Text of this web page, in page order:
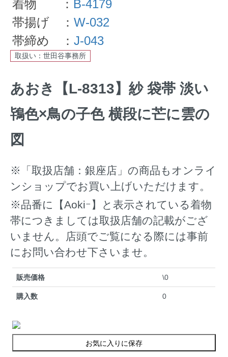
着物 ： B-4179
帯揚げ ：W-032
帯締め ：J-043
取扱い：世田谷事務所
あおき【L-8313】紗 袋帯 淡い
鴇色×鳥の子色 横段に芒に雲の
図
※「取扱店舗：銀座店」の商品もオンライ
ンショップでお買い上げいただけます。
※品番に【Aokiｰ】と表示されている着物
帯につきましては取扱店舗の記載がござ
いません。店頭でご覧になる際には事前
にお問い合わせ下さいませ。
販売価格 \0
購入数 0
お気に入りに保存